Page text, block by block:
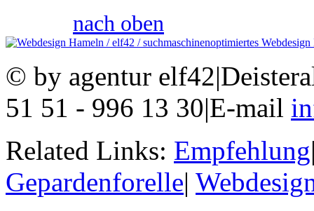
nach oben
© by agentur elf42|
51 51 - 996 13 30|E-mail
Related Links: Empfehlung
Gepardenforelle|